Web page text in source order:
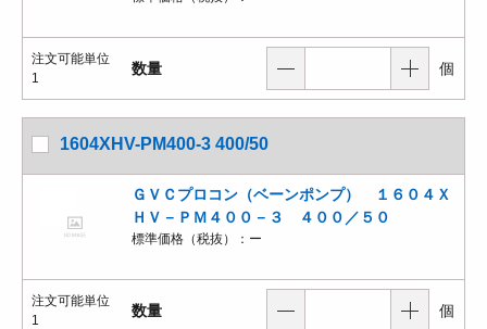
注文可能単位
1
数量 個
1604XHV-PM400-3 400/50
ＧＶＣプロコン（ベーンポンプ） １６０４Ｘ
ＨＶ－ＰＭ４００－３ ４００／５０
標準価格（税抜）： ー
注文可能単位
1
数量 個